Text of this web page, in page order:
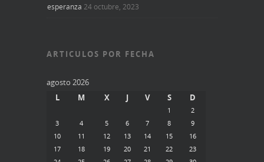
esperanza 24 octubre, 2023
ARTICULOS POR FECHA
agosto 2026
L
M X J V S D
1
2
3
4 5 6 7 8
9
10
11 12 13 14 15
16
17
18 19 20 21 22
23